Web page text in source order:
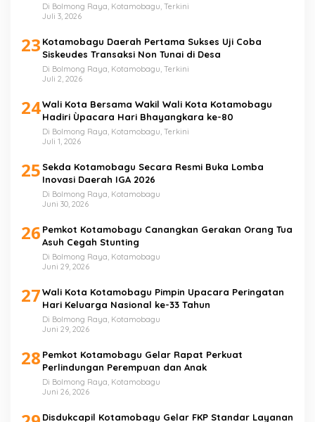
Di Bolmong Raya, Kotamobagu, Terkini
Juli 3, 2026
23 Kotamobagu Daerah Pertama Sukses Uji Coba
Siskeudes Transaksi Non Tunai di Desa
Di Bolmong Raya, Kotamobagu, Terkini
Juli 2, 2026
24Wali Kota Bersama Wakil Wali Kota Kotamobagu
Hadiri Ùpacara Hari Bhayangkara ke-80
Di Bolmong Raya, Kotamobagu, Terkini
Juli 1, 2026
25 Sekda Kotamobagu Secara Resmi Buka Lomba
Inovasi Daerah IGA 2026
Di Bolmong Raya, Kotamobagu
Juni 30, 2026
26 Pemkot Kotamobagu Canangkan Gerakan Orang Tua
Asuh Cegah Stunting
Di Bolmong Raya, Kotamobagu
Juni 29, 2026
27Wali Kota Kotamobagu Pimpin Upacara Peringatan
Hari Keluarga Nasional ke-33 Tahun
Di Bolmong Raya, Kotamobagu
Juni 29, 2026
28 Pemkot Kotamobagu Gelar Rapat Perkuat
Perlindungan Perempuan dan Anak
Di Bolmong Raya, Kotamobagu
Juni 26, 2026
Disdukcapil Kotamobagu Gelar FKP Standar Layanan